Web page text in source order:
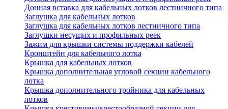
Донная вставка для кабельных лотков лестничного типа
Заглушка для кабельных лотков
Заглушка для кабельных лотков лестничного типа
Заглушки несущих и профильных реек
Зажим для крышки системы поддержки кабелей
Кронштейн для кабельного лотка
Крышка для кабельных лотков
Крышка дополнительная угловой секции кабельного
лотка
Крышка дополнительного тройника для кабельных
лотков